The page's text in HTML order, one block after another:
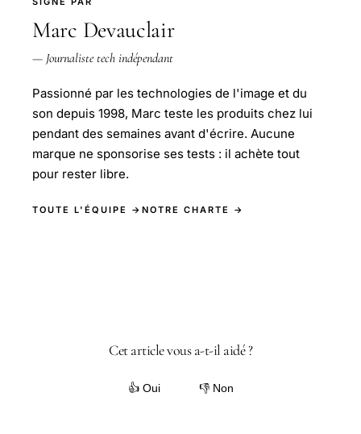
Marc Devauclair
— Journaliste tech indépendant
Passionné par les technologies de l'image et du
son depuis 1998, Marc teste les produits chez lui
pendant des semaines avant d'écrire. Aucune
marque ne sponsorise ses tests : il achète tout
pour rester libre.
TOUTE L'ÉQUIPE → NOTRE CHARTE →
Cet article vous a-t-il aidé ?
👍 Oui 👎 Non